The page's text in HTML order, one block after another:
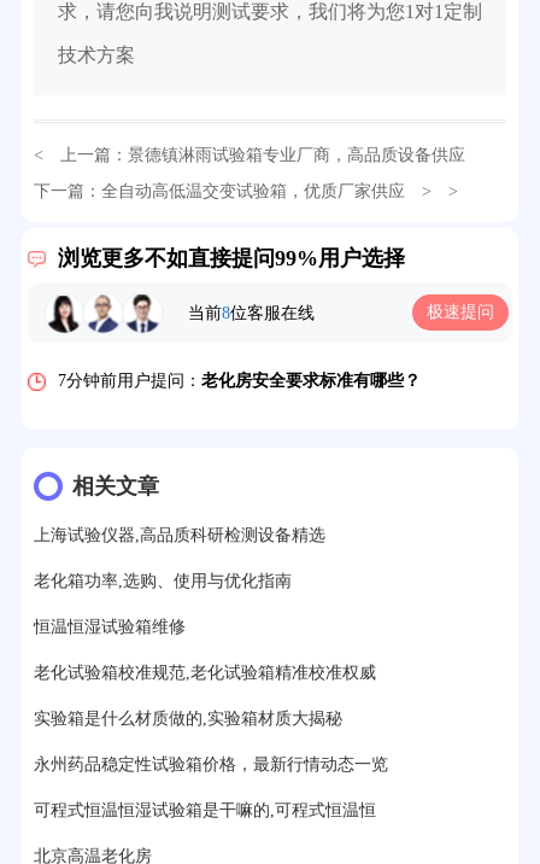
求，请您向我说明测试要求，我们将为您1对1定制
技术方案
< 上一篇： 景德镇淋雨试验箱专业厂商，高品质设备供应
下一篇： 全自动高低温交变试验箱，优质厂家供应 > >
浏览更多不如直接提问99%用户选择
当前8位客服在线 极速提问
32分钟前用户提问：氙灯老化试验箱价格多少？
7分钟前用户提问： 老化房安全要求标准有哪些？
10分钟前用户提问：高温老化房一般温度多少？
13分钟前用户提问：
15分钟前用户提问：高低温试验箱玻璃用什么材料？
17分钟前用户提问： 步入式老化房有多大的？
22分钟前用户提问：
25分钟前用户提问：老化箱和干燥箱区别？
27分钟前用户提问：移动电源老化柜与电池柜的区别？
32分钟前用户提问：氙灯老化试验箱价格多少？
2分钟前用户提问：大型高温老化房价格多少钱？
相关文章
上海试验仪器,高品质科研检测设备精选
老化箱功率,选购、使用与优化指南
恒温恒湿试验箱维修
老化试验箱校准规范,老化试验箱精准校准权威
实验箱是什么材质做的,实验箱材质大揭秘
永州药品稳定性试验箱价格，最新行情动态一览
可程式恒温恒湿试验箱是干嘛的,可程式恒温恒
北京高温老化房